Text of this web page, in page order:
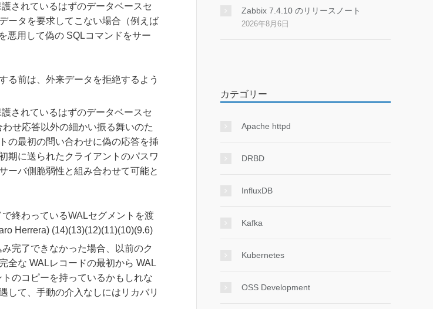
されているはずのデータベースセ
ータを要求してこない場合（例えば
悪用して偽の SQLコマンドをサー
る前は、外来データを拒絶するよう
されているはずのデータベースセ
せ応答以外の細かい振る舞いのた
の最初の問い合わせに偽の応答を挿
期に送られたクライアントのパスワ
ーバ側脆弱性と組み合わせて可能と
終わっているWALセグメントを渡
Herrera) (14)(13)(12)(11)(10)(9.6)
完了できなかった場合、以前のク
全な WALレコードの最初から WAL
のコピーを持っているかもしれな
して、手動の介入なしにはリカバリ
Zabbix 7.4.10 のリリースノート
2026年8月6日
カテゴリー
Apache httpd
DRBD
InfluxDB
Kafka
Kubernetes
OSS Development